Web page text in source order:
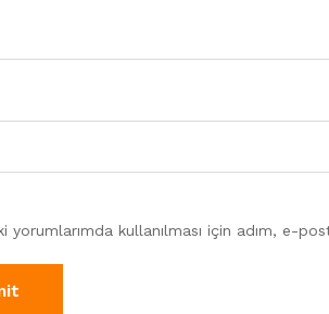
yorumlarımda kullanılması için adım, e-